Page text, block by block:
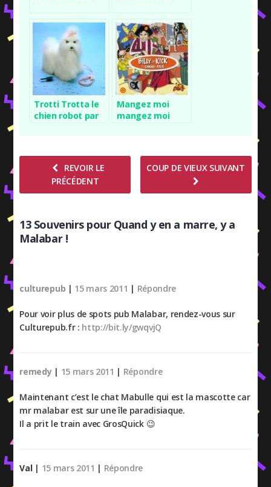
Trotti Trotta le
chien robot par
Mangez moi
mangez moi
REVOIR LE
PRÉCÉDENT
COUP DE VIEUX SUIVANT
13 Souvenirs pour Quand y en a marre, y a
Malabar !
culturepub | 15 mars 2011 | Répondre
Pour voir plus de spots pub Malabar, rendez-vous sur
Culturepub.fr : http://bit.ly/gwqvjQ
remedy | 15 mars 2011 | Répondre
Maintenant c’est le chat Mabulle qui est la mascotte car
mr malabar est sur une île paradisiaque.
Il a prit le train avec GrosQuick 😉
Val | 15 mars 2011 | Répondre